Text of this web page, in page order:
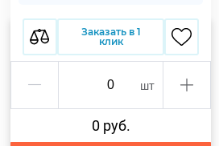
Заказать в 1
клик
шт
0 руб.